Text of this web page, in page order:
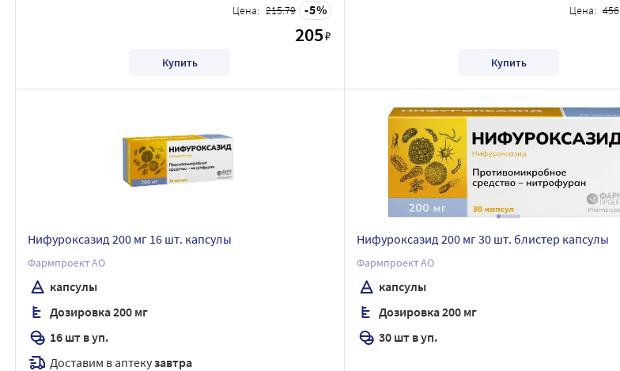
Цена: 215.79 5
205₽
Купить
Цена: 456
Купить
Нифуроксазид 200 мг 16 шт. капсулы
Фармпроект АО
капсулы
Дозировка 200 мг
16 шт в уп.
Доставим в аптекузавтра
Нифуроксазид 200 мг 30 шт. блистер капсулы
Фармпроект АО
капсулы
Дозировка 200 мг
30 шт в уп.